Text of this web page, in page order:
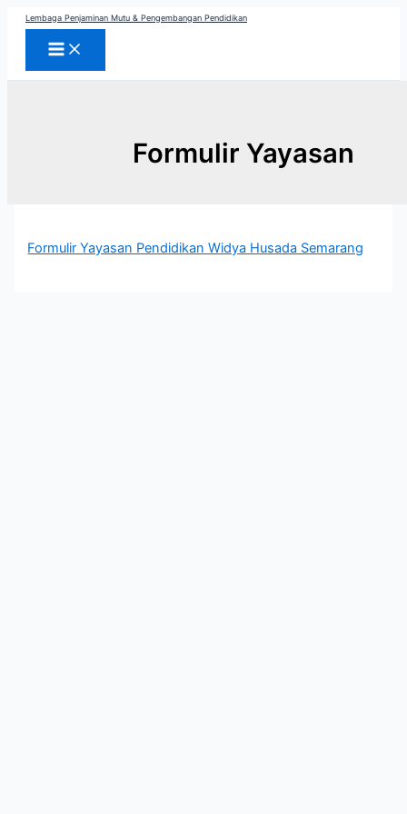
Skip
content
Lembaga Penjaminan Mutu & Pengembangan Pendidikan
Formulir Yayasan
Formulir Yayasan Pendidikan Widya Husada Semarang